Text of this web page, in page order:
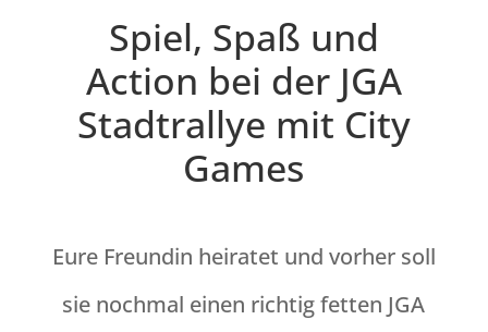
Spiel, Spaß und
Action bei der JGA
Stadtrallye mit City
Games
Eure Freundin heiratet und vorher soll
sie nochmal einen richtig fetten JGA